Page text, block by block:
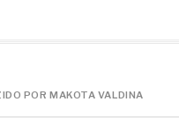
POR MAKOTA VALDINA